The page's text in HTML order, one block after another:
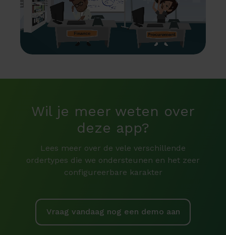
Wil je meer weten over
deze app?
Lees meer over de vele verschillende
ordertypes die we ondersteunen en het zeer
configureerbare karakter
Vraag vandaag nog een demo aan